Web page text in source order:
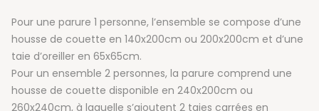
Pour une parure 1 personne, l’ensemble se compose d’une
housse de couette en 140x200cm ou 200x200cm et d’une
taie d’oreiller en 65x65cm.
Pour un ensemble 2 personnes, la parure comprend une
housse de couette disponible en 240x200cm ou
260x240cm, à laquelle s’ajoutent 2 taies carrées en